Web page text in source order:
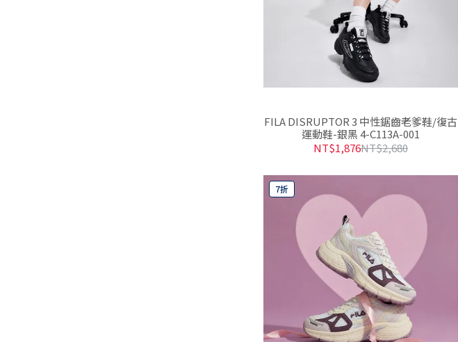
FILA DISRUPTOR 3 中性鋸齒老爹鞋/復古
運動鞋-銀黑 4-C113A-001
NT$1,876NT$2,680
7折